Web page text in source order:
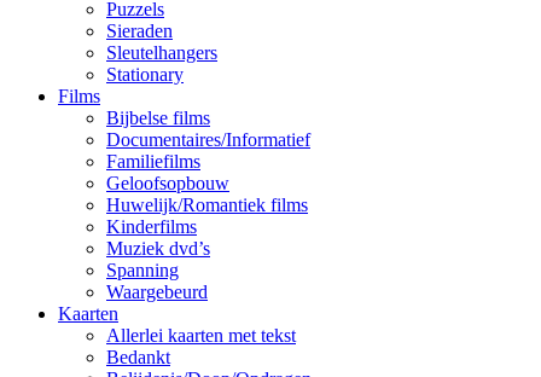
Puzzels
Sieraden
Sleutelhangers
Stationary
Films
Bijbelse films
Documentaires/Informatief
Familiefilms
Geloofsopbouw
Huwelijk/Romantiek films
Kinderfilms
Muziek dvd’s
Spanning
Waargebeurd
Kaarten
Allerlei kaarten met tekst
Bedankt